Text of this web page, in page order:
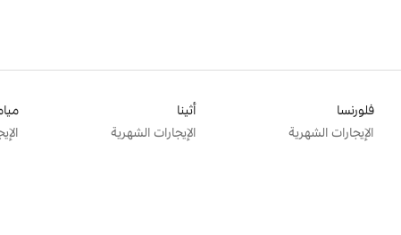
فلورنسا
الإيجارات الشهرية
أثينا
الإيجارات الشهرية